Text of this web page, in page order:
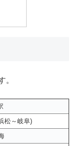
。
松～岐阜)